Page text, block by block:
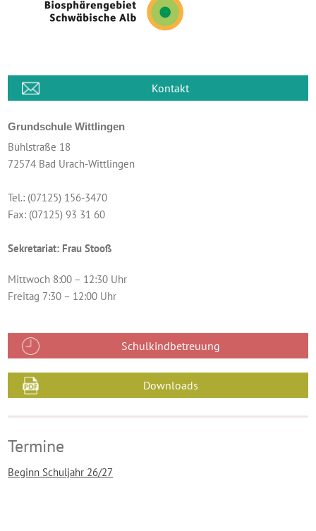
Kontakt
Grundschule Wittlingen
Bühlstraße 18
72574 Bad Urach-Wittlingen
Tel.: (07125) 156-3470
Fax: (07125) 93 31 60
Sekretariat: Frau Stooß
Mittwoch 8:00 – 12:30 Uhr
Freitag 7:30 – 12:00 Uhr
Schulkindbetreuung
Downloads
Termine
Beginn Schuljahr 26/27